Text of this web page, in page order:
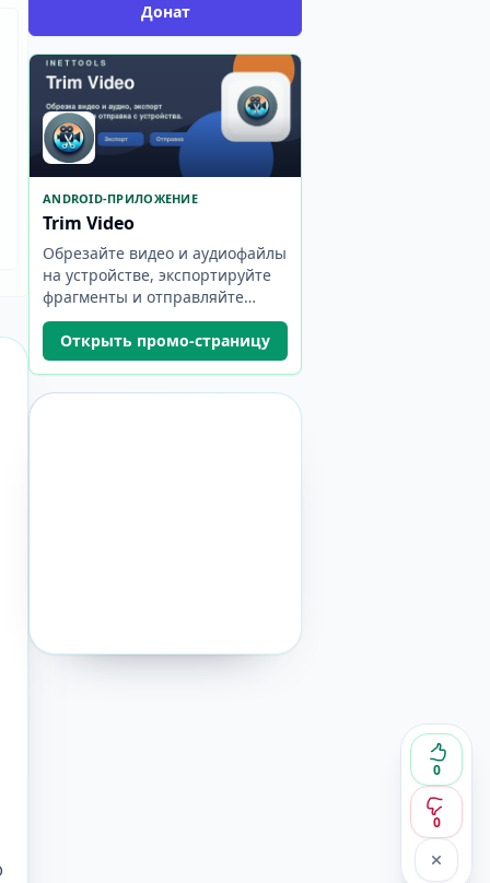
0
0
Донат
ANDROID-ПРИЛОЖЕНИЕ
Trim Video
Обрезайте видео и аудиофайлы
на устройстве, экспортируйте
фрагменты и отправляйте
результат.
Открыть промо-страницу